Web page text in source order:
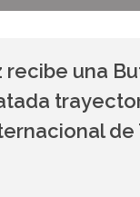
recibe una
de